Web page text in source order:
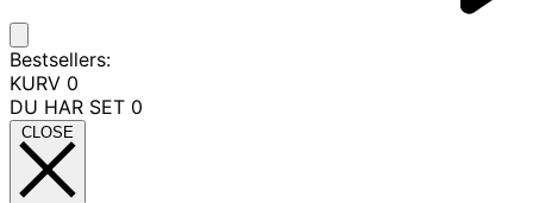
Bestsellers:
KURV 0
DU HAR SET 0
CLOSE